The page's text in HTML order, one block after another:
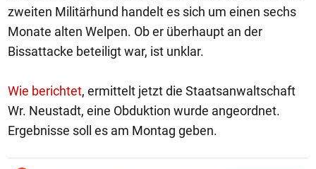
zweiten Militärhund handelt es sich um einen sechs
Monate alten Welpen. Ob er überhaupt an der
Bissattacke beteiligt war, ist unklar.
Wie berichtet, ermittelt jetzt die Staatsanwaltschaft
Wr. Neustadt, eine Obduktion wurde angeordnet.
Ergebnisse soll es am Montag geben.